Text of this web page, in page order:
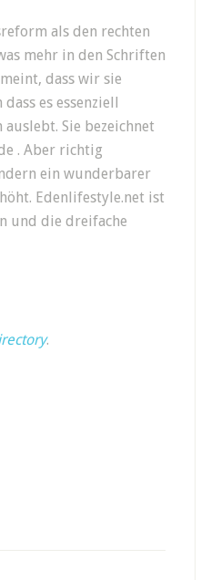
als den rechten
mehr in den Schriften
dass wir sie
es essenziell
Sie bezeichnet
. Aber richtig
ein wunderbarer
Edenlifestyle.net ist
und die dreifache
.